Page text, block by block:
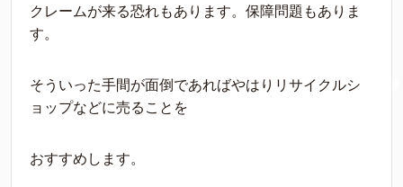
クレームが来る恐れもあります。保障問題もありま
す。
そういった手間が面倒であればやはりリサイクルシ
ョップなどに売ることを
おすすめします。